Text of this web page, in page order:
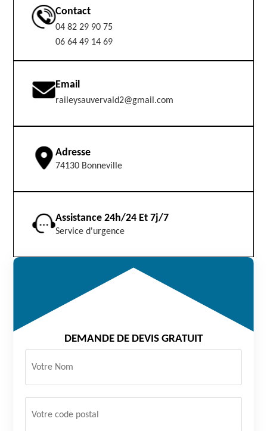
Contact
04 82 29 90 75
06 64 49 14 69
Email
raileysauvervald2@gmail.com
Adresse
74130 Bonneville
Assistance 24h/24 Et 7j/7
Service d'urgence
DEMANDE DE DEVIS GRATUIT